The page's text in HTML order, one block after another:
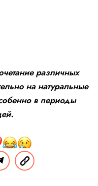
различных
на натуральные
в периоды